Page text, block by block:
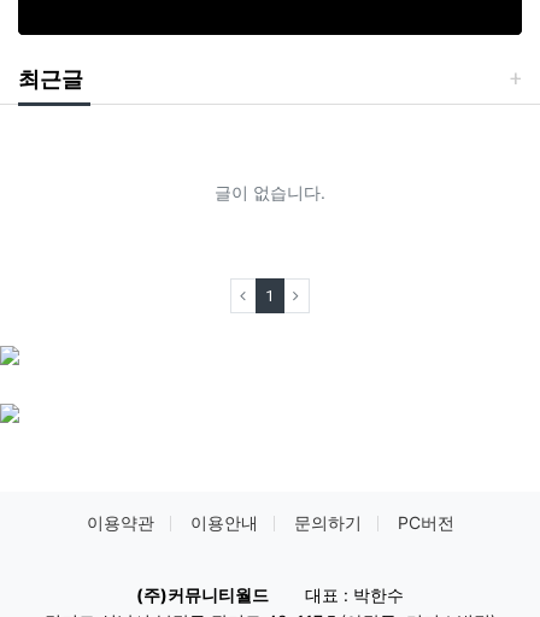
최근글
글이 없습니다.
1 (current)
이용약관 이용안내 문의하기 PC버전
(주)커뮤니티월드
대표 : 박한수